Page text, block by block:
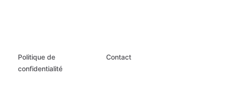
Politique de
confidentialité
Contact